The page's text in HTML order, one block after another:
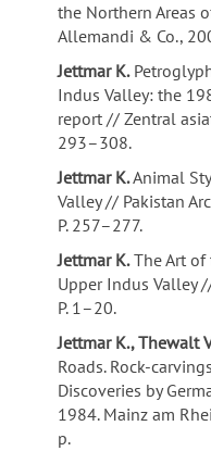
the Northern Areas
Allemandi & Co.,
Jettmar K.
Indus Valley: the
report // Zentral
293–308.
Jettmar K.Animal
Valley // Pakistan
P. 257–277.
Jettmar K.The Art of
Upper Indus Valley
P. 1–20.
Jettmar K., Thewalt
Roads. Rock-
Discoveries by
1984. Mainz am
p.